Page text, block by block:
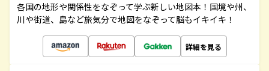
各国の地形や関係性をなぞって学ぶ新しい地図本！国境や州、
川や街道、島など旅気分で地図をなぞって脳もイキイキ！
詳細を見る